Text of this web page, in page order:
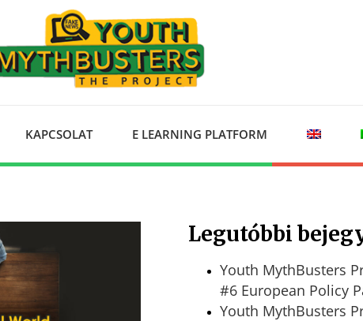
KAPCSOLAT E LEARNING PLATFORM
Legutóbbi
Youth MythBusters
#6 European Policy
Youth MythBusters